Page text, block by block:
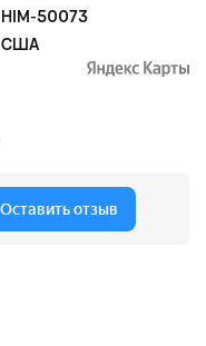
HIM-50073
США